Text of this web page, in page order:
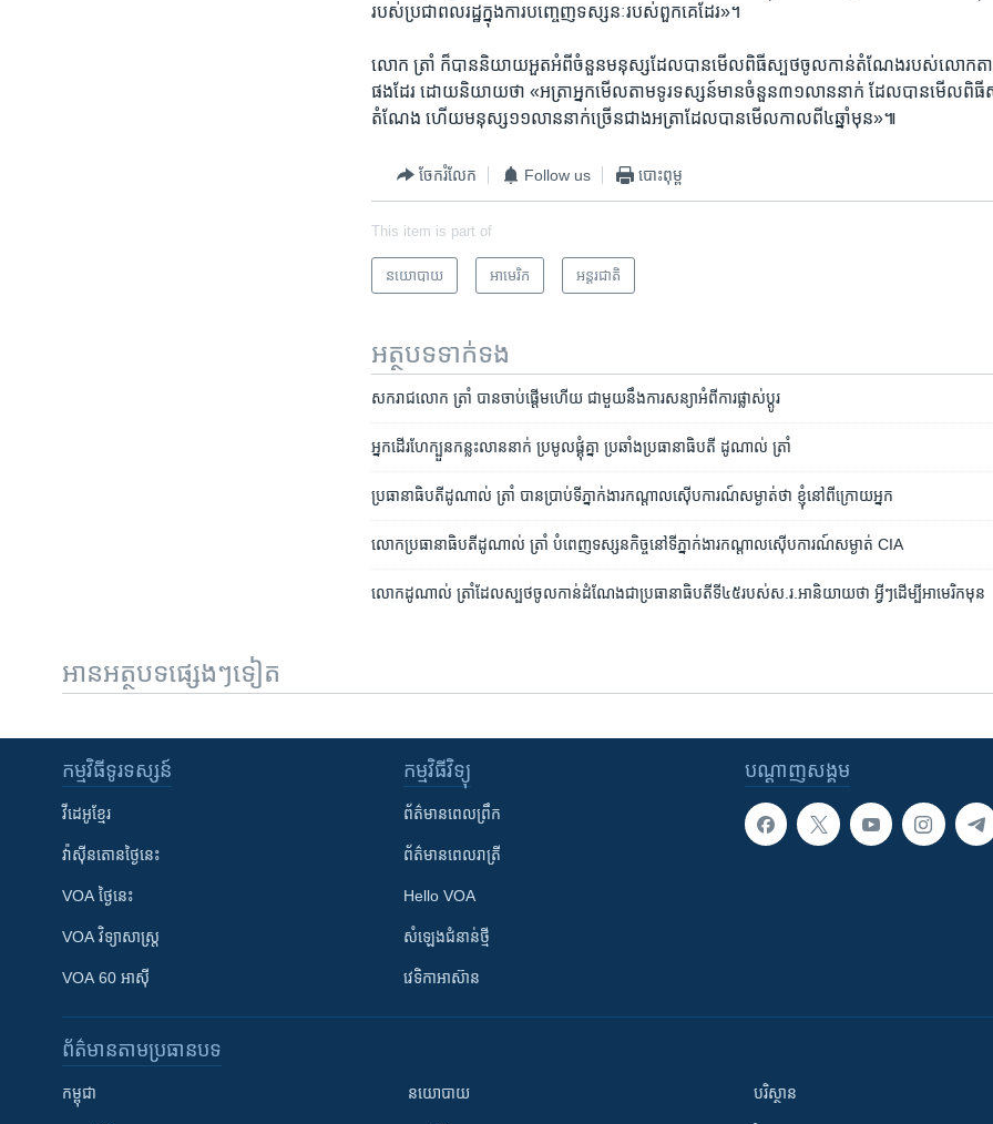
របស់​ប្រជាពលរដ្ឋ​ក្នុង​ការ​បញ្ចេញ​ទស្សនៈ​របស់​ពួកគេ​ដែរ»។
លោក ត្រាំ​ ក៏​បាន​និយាយ​អួត​អំពី​ចំនួន​មនុស្ស​ដែល​បាន​មើល​ពិធី​ស្បថ​ចូល​កាន់​តំណែង​របស់​លោក​តា
ផង​ដែរ ដោយ​និយាយ​ថា​ «អត្រា​អ្នក​មើល​តាម​ទូរទស្សន៍​មាន​ចំនួន​៣១​លាន​នាក់ ដែល​បាន​មើល​ពិ
តំណែង ​ហើយ​មនុស្ស​១១​លាន​នាក់ច្រើន​ជាង​អត្រា​ដែល​បានមើល​កាល​ពី​៤​ឆ្នាំ​មុន»៕
ចែករំលែក Follow us បោះពុម្ព
This item is part of
នយោបាយ អាមេរិក​ អន្តរជាតិ
អត្ថបទ​ទាក់ទង
សករាជ​លោក ត្រាំ​ បាន​ចាប់​ផ្ដើម​ហើយ ជាមួយ​នឹង​ការ​សន្យា​អំពី​ការ​ផ្លាស់ប្ដូរ
អ្នក​ដើរ​ហែ​ក្បួន​កន្លះ​លាន​នាក់ ប្រមូល​ផ្គុំ​គ្នា ​ប្រឆាំង​ប្រធានាធិបតី ដូណាល់ ត្រាំ
ប្រធានាធិបតី​ដូណាល់​ ត្រាំ ​បាន​ប្រាប់​ទីភ្នាក់ងារ​កណ្តាល​ស៊ើបការណ៍​សម្ងាត់​ថា ​ខ្ញុំ​នៅ​ពី​ក្រោយ​អ្នក
លោក​ប្រធានា​ធិបតី​ដូណាល់ ​ត្រាំ​ បំពេញ​ទស្សនកិច្ច​នៅ​ទីភ្នាក់ងារ​កណ្តាល​ស៊ើបការណ៍​សម្ងាត់ CIA
លោក​ដូណាល់ ​ត្រាំដែល​ស្បថ​ចូល​កាន់​ដំណែង​ជា​ប្រធានា​ធិបតី​ទី​៤៥​របស់​ស.រ.អា​​និយាយ​ថា ​អ្វី​ៗ​ដើម្បី​អាមេរិក​មុន
អានអត្ថបទផ្សេងៗទៀត
បណ្តាញ​សង្គម
កម្មវិធី​ទូរទស្សន៍
វីដេអូ​ខ្មែរ
វ៉ាស៊ីនតោន​ថ្ងៃ​នេះ
VOA ថ្ងៃនេះ
VOA ​វិទ្យាសាស្ត្រ
VOA 60 អាស៊ី
កម្មវិធី​វិទ្យុ
ព័ត៌មាន​ពេល​ព្រឹក
ព័ត៌មាន​​ពេល​រាត្រី
Hello VOA
សំឡេង​ជំនាន់​ថ្មី
វេទិកា​អាស៊ាន
ព័ត៌មាន​តាមប្រធានបទ​
កម្ពុជា នយោបាយ បរិស្ថាន